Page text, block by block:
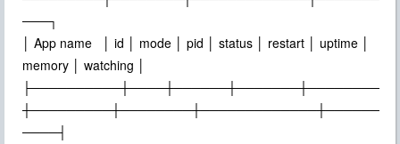
───┐
│ App name │ id │ mode │ pid │ status │ restart │ uptime │
memory │ watching │
├──────────┼────┼──────┼───────┼────────
┼─────────┼────────┼─────────────┼──────
────┤